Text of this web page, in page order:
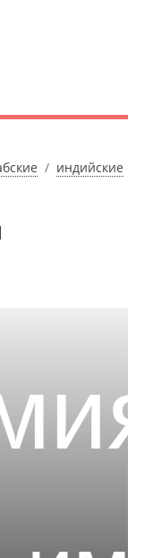
индийские